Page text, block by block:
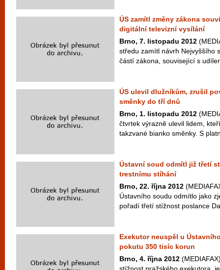
ÚS zamítl změny zákona
digitální televizní vysílání
Brno, 7. listopadu 2012
středu zamítl návrh Nejvyššího
částí zákona, související s
ÚS ulevil dlužníkům, zrušil
směnky do tří dnů
Brno, 1. listopadu 2012
čtvrtek výrazně ulevil lidem,
takzvané bianko směnky. S
Ústavní soud odmítl již třetí
trestnímu stíhání
Brno, 22. října 2012
Ústavního soudu odmítlo jako
pořadí třetí stížnost poslance
Exekutor neuspěl u
pokutu 350 tisíc korun
Brno, 4. října 2012